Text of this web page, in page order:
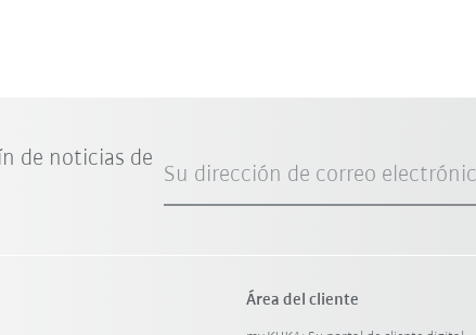
de noticias de
Su dirección de correo
Área del cliente